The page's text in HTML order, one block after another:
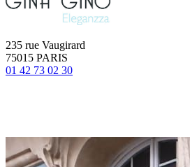
235 rue Vaugirard
75015 PARIS
01 42 73 02 30